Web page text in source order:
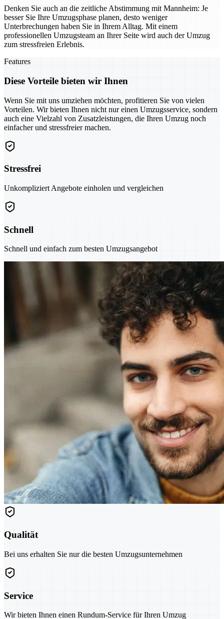
Denken Sie auch an die zeitliche Abstimmung mit Mannheim: Je
besser Sie Ihre Umzugsphase planen, desto weniger
Unterbrechungen haben Sie in Ihrem Alltag. Mit einem
professionellen Umzugsteam an Ihrer Seite wird auch der Umzug
zum stressfreien Erlebnis.
Features
Diese Vorteile bieten wir Ihnen
Wenn Sie mit uns umziehen möchten, profitieren Sie von vielen
Vorteilen. Wir bieten Ihnen nicht nur einen Umzugsservice, sondern
auch eine Vielzahl von Zusatzleistungen, die Ihren Umzug noch
einfacher und stressfreier machen.
Stressfrei
Unkompliziert Angebote einholen und vergleichen
Schnell
Schnell und einfach zum besten Umzugsangebot
Qualität
Bei uns erhalten Sie nur die besten Umzugsunternehmen
Service
Wir bieten Ihnen einen Rundum-Service für Ihren Umzug